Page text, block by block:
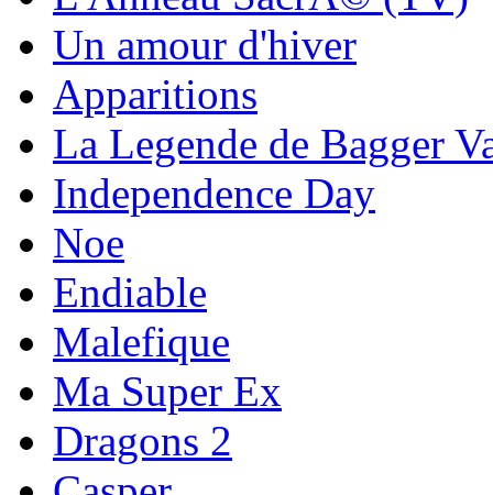
Un amour d'hiver
Apparitions
La Legende de Bagger
Independence Day
Noe
Endiable
Malefique
Ma Super Ex
Dragons 2